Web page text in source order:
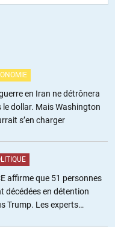
de picorer avec les
elevage de poules en
trouvé:
en Iran ne détrônera
le dollar. Mais Washington
s’en charger
affirme que 51 personnes
décédées en détention
Trump. Les experts